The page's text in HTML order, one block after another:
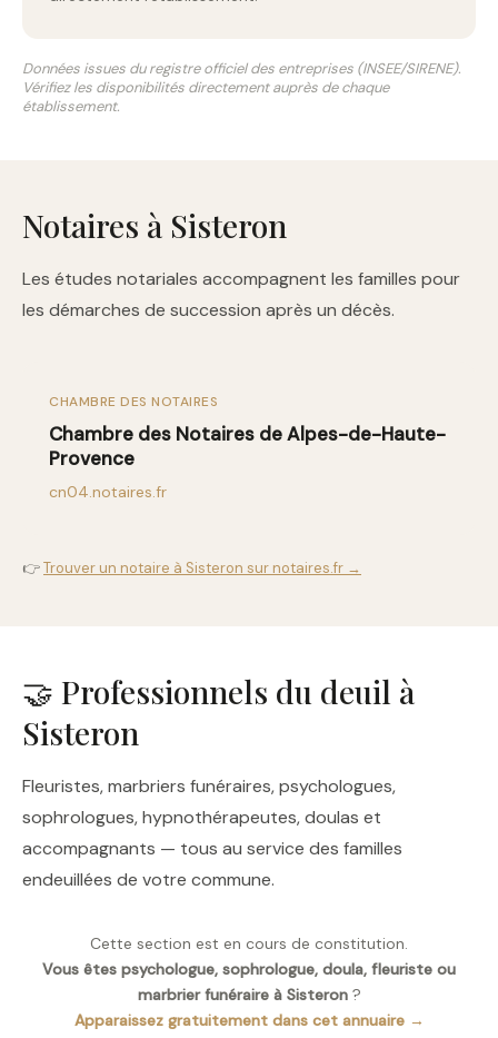
Données issues du registre officiel des entreprises (INSEE/SIRENE).
Vérifiez les disponibilités directement auprès de chaque
établissement.
Notaires à Sisteron
Les études notariales accompagnent les familles pour
les démarches de succession après un décès.
CHAMBRE DES NOTAIRES
Chambre des Notaires de Alpes-de-Haute-
Provence
cn04.notaires.fr
👉Trouver un notaire à Sisteron sur notaires.fr →
🤝 Professionnels du deuil à
Sisteron
Fleuristes, marbriers funéraires, psychologues,
sophrologues, hypnothérapeutes, doulas et
accompagnants — tous au service des familles
endeuillées de votre commune.
Cette section est en cours de constitution.
Vous êtes psychologue, sophrologue, doula, fleuriste ou
marbrier funéraire à Sisteron?
Apparaissez gratuitement dans cet annuaire →